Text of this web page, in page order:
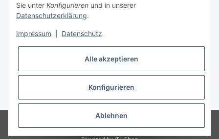
TiDis eScooter Werkstatt
GIC (German Ink Company)
Der Refiller (Infoportal)
* Alle Preise inkl. gesetzlicher USt., zzgl.Versand
Sie unter Konfigurieren und in unserer
Datenschutzerklärung.
Impressum Datenschutz
Alle akzeptieren
Konfigurieren
Ablehnen